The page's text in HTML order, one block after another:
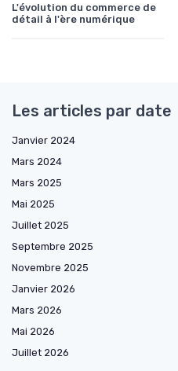
L'évolution du commerce de
détail à l'ère numérique
Les articles par date
Janvier 2024
Mars 2024
Mars 2025
Mai 2025
Juillet 2025
Septembre 2025
Novembre 2025
Janvier 2026
Mars 2026
Mai 2026
Juillet 2026